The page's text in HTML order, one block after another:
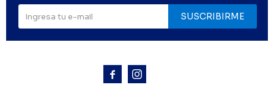
 
SUSCRIBIRME